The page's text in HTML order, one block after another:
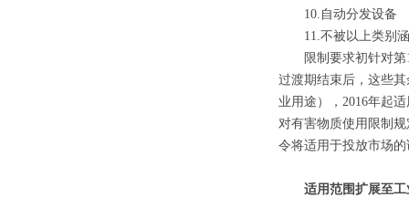
10.自动分发设备
11.不被以上类别涵
限制要求初针对第1 -
过渡期结束后，这些
业用途），2016年起
对有害物质使用限制
令将适用于投放市场
适用范围扩展至